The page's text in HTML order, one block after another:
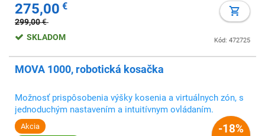
275,00 €
299,00€
Kód: 472725
SKLADOM
MOVA 1000, robotická kosačka
Možnosť prispôsobenia výšky kosenia a virtuálnych zón, s
jednoduchým nastavením a intuitívnym ovládaním.
Akcia
-18%